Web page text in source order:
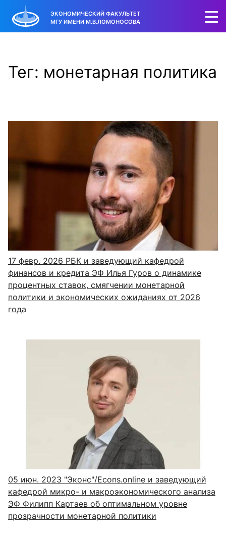
ЭКОНОМИЧЕСКИЙ ФАКУЛЬТЕТ
МГУ ИМЕНИ М.В.ЛОМОНОСОВА
Тег: монетарная политика
17 февр. 2026 РБК и заведующий кафедрой
финансов и кредита ЭФ Илья Гуров о динамике
процентных ставок, смягчении монетарной
политики и экономических ожиданиях от 2026
года
05 июн. 2023 "Эконс"/Econs.online и заведующий
кафедрой микро- и макроэкономического анализа
ЭФ Филипп Картаев об оптимальном уровне
прозрачности монетарной политики